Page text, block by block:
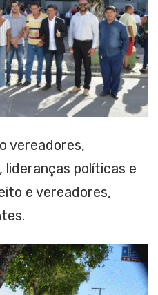
vereadores,
políticas e
e vereadores,